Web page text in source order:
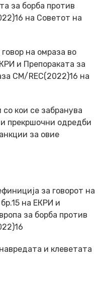
за борба против
на Советот на
на омраза во
и Препораката за
CM/REC(2022)16 на
кои се забранува
прекршочни одредби
за овие
за говорот на
на ЕКРИ и
за борба против
и клеветата